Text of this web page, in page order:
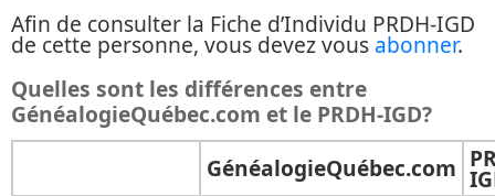
Afin de consulter la Fiche d’Individu PRDH-IGD
de cette personne, vous devez vous abonner.
Quelles sont les différences entre
GénéalogieQuébec.com et le PRDH-IGD?
GénéalogieQuébec.com